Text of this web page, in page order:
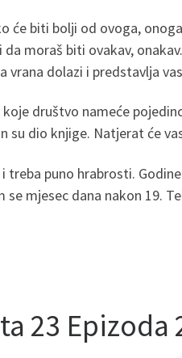
će biti bolji od ovoga,
da moraš biti ovakav,
vrana dolazi i predstavlja
društvo nameće
su dio knjige. Natjerat će
treba puno hrabrosti.
se mjesec dana nakon 19.
23 Epizoda